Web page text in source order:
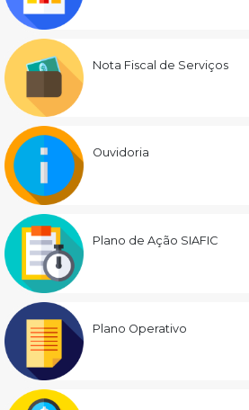
Nota Fiscal de Serviços
Ouvidoria
Plano de Ação SIAFIC
Plano Operativo